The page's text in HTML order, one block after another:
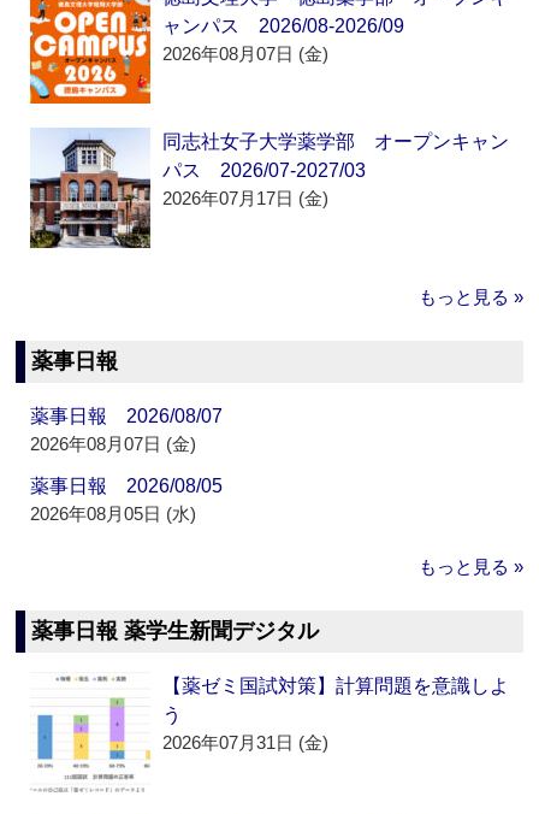
ャンパス 2026/08-2026/09
2026年08月07日 (金)
同志社女子大学薬学部 オープンキャン
パス 2026/07-2027/03
2026年07月17日 (金)
もっと見る »
薬事日報
薬事日報 2026/08/07
2026年08月07日 (金)
薬事日報 2026/08/05
2026年08月05日 (水)
もっと見る »
薬事日報 薬学生新聞デジタル
【薬ゼミ国試対策】計算問題を意識しよ
う
2026年07月31日 (金)